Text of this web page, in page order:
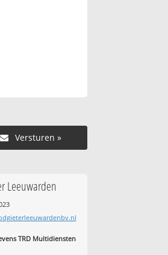
Versturen »
Leeuwarden
TRD Multidiensten